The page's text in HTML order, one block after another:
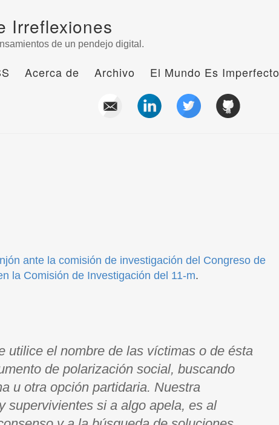
Irreflexiones
de un pendejo digital.
Acerca de Archivo El Mundo Es Imperfecto
ante la comisión de investigación del Congreso de
la Comisión de Investigación del 11-m.
utilice el nombre de las víctimas o de ésta
de polarización social, buscando
u otra opción partidaria. Nuestra
supervivientes si a algo apela, es al